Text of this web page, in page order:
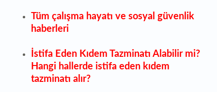
Tüm çalışma hayatı ve sosyal güvenlik
haberleri
İstifa Eden Kıdem Tazminatı Alabilir mi?
Hangi hallerde istifa eden kıdem
tazminatı alır?